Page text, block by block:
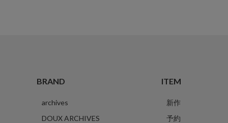
BRAND
archives
DOUX ARCHIVES
ITEM
新作
予約